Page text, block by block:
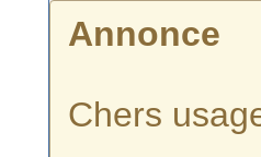
Annonce
Chers